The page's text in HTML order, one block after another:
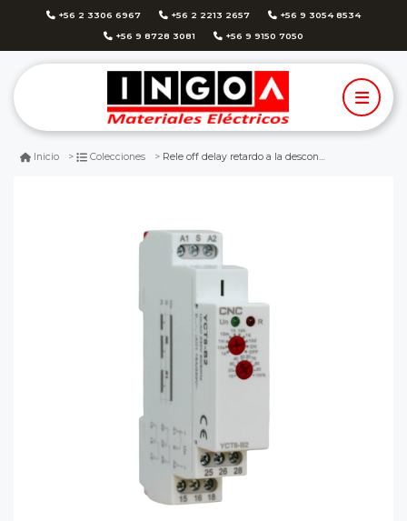
+56 2 3306 6967 +56 2 2213 2657 +56 9 3054 8534
+56 9 8728 3081 +56 9 9150 7050
Inicio Colecciones Rele off delay retardo a la desconexion yct8-b2 (1s-10d) 16a 230vac - cnc